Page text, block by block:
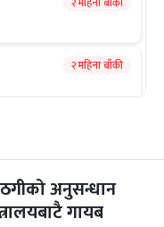
२ महिना बाँकी
२ महिना बाँकी
अनुसन्धान
गायब